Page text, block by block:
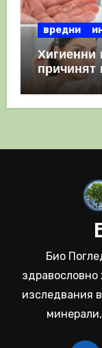
вредни
Хигиенни
причинят
полза
Био
изследвания